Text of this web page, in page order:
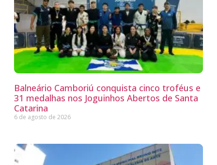
Balneário Camboriú conquista cinco troféus e
31 medalhas nos Joguinhos Abertos de Santa
Catarina
6 de agosto de 2026